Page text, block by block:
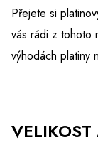
Přejete si
vás rádi z tohoto
výhodách platiny